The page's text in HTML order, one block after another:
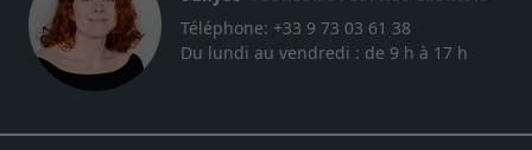
Janyce - Conseil et service clientèle
Téléphone: +33 9 73 03 61 38